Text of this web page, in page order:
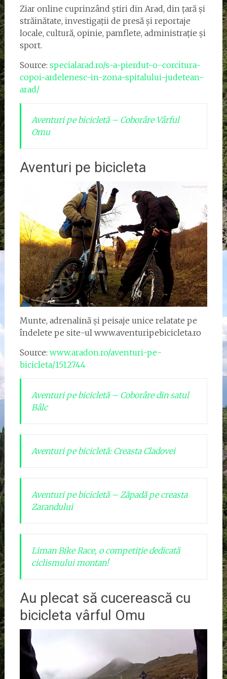
Ziar online cuprinzând știri din Arad, din țară și
străinătate, investigații de presă și reportaje
locale, cultură, opinie, pamflete, administrație și
sport.
Source: specialarad.ro/s-a-pierdut-o-corcitura-
copoi-ardelenesc-in-zona-spitalului-judetean-
arad/
Aventuri pe bicicletă – Coborâre Vârful
Omu
Aventuri pe bicicleta
Munte, adrenalină și peisaje unice relatate pe
îndelete pe site-ul www.aventuripebicicleta.ro
Source: www.aradon.ro/aventuri-pe-
bicicleta/1512744
Aventuri pe bicicletă – Coborâre din satul
Bâlc
Aventuri pe bicicletă: Creasta Cladovei
Aventuri pe bicicletă – Zăpadă pe creasta
Zarandului
Liman Bike Race, o competiție dedicată
ciclismului montan!
Au plecat să cucerească cu
bicicleta vârful Omu